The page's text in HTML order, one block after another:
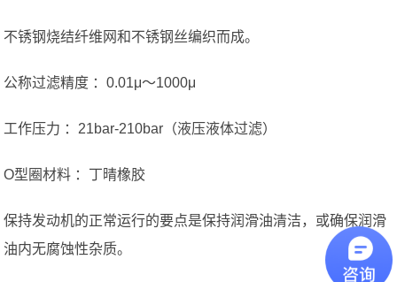
不锈钢烧结纤维网和不锈钢丝编织而成。
公称过滤精度 ：0.01μ〜1000μ
工作压力 ：21bar-210bar（液压液体过滤）
O型圈材料 ：丁晴橡胶
保持发动机的正常运行的要点是保持润滑油清洁，或确保润滑
油内无腐蚀性杂质。